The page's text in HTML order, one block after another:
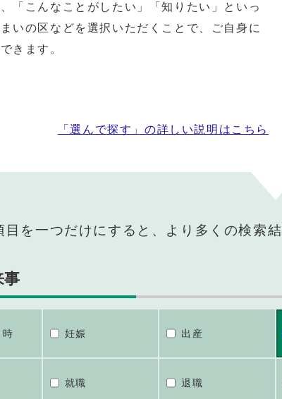
「こんなことがしたい」「知りたい」といっ
いの区などを選択いただくことで、ご自身に
きます。
「選んで探す」の詳しい説明はこちら
目を一つだけにすると、より多くの検索
事
時 妊娠 出産
就職 退職